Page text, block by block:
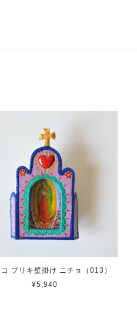
コ ブリキ壁掛け ニチョ（013）
¥5,940